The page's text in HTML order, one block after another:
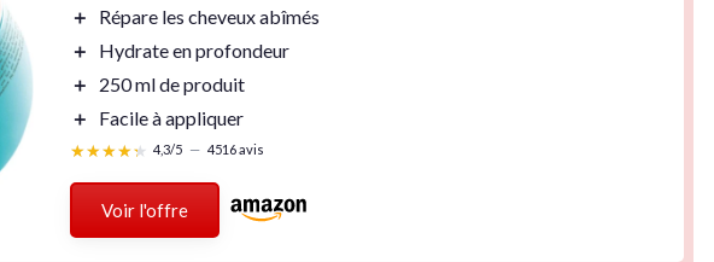
＋ Répare les cheveux abîmés
＋
Hydrateen profondeur
＋
250 mlde produit
＋
Facile à appliquer
★★★★★
★★★★★ 4,3/5 — 4516 avis
Voir l'offre